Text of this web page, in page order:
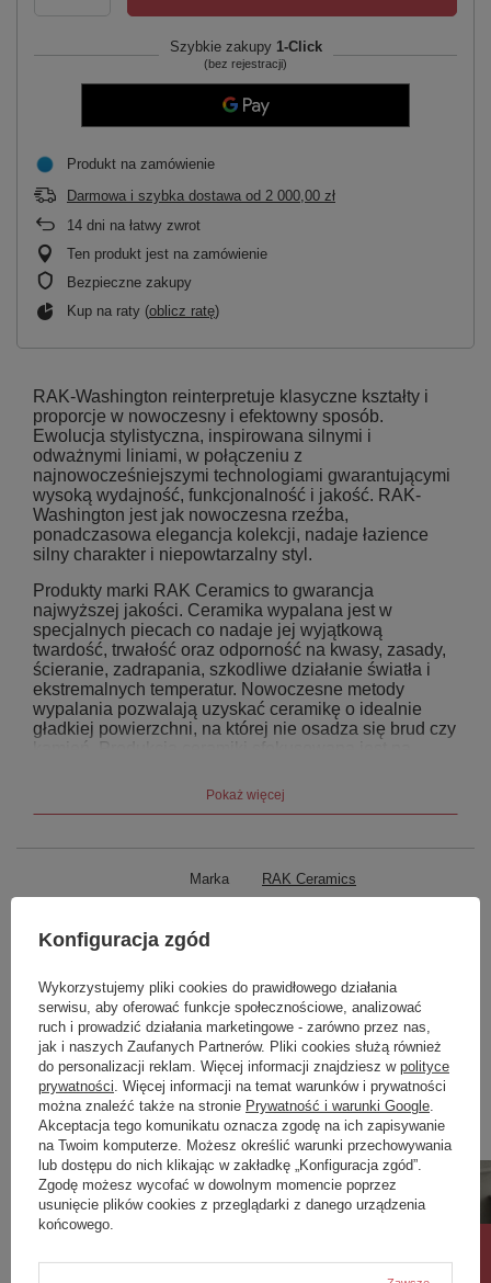
Szybkie zakupy 1-Click
(bez rejestracji)
Produkt na zamówienie
Darmowa i szybka dostawa od 2 000,00 zł
14 dni na łatwy zwrot
Ten produkt jest na zamówienie
Bezpieczne zakupy
Kup na raty (oblicz ratę)
RAK-Washington reinterpretuje klasyczne kształty i
proporcje w nowoczesny i efektowny sposób.
Ewolucja stylistyczna, inspirowana silnymi i
odważnymi liniami, w połączeniu z
najnowocześniejszymi technologiami gwarantującymi
wysoką wydajność, funkcjonalność i jakość. RAK-
Washington jest jak nowoczesna rzeźba,
ponadczasowa elegancja kolekcji, nadaje łazience
silny charakter i niepowtarzalny styl.
Produkty marki RAK Ceramics to gwarancja
najwyższej jakości. Ceramika wypalana jest w
specjalnych piecach co nadaje jej wyjątkową
twardość, trwałość oraz odporność na kwasy, zasady,
ścieranie, zadrapania, szkodliwe działanie światła i
ekstremalnych temperatur. Nowoczesne metody
wypalania pozwalają uzyskać ceramikę o idealnie
gładkiej powierzchni, na której nie osadza się brud czy
kamień. Produkcja ceramiki sfokusowana jest na
przewyższające konkurencję o 33%. Wszystkie
produkty RAK Ceramics są w 100% biodegradowalne.
zużycia energii do produkcji to nie hasła do reklamy to
rokrocznie od 2015 roku światowe wyróżnienie Eco-
Pokaż więcej
Marka RAK Ceramics
produkt na terenie UE
Seria RAK - Washington
Zobacz również
Poprzedni z tej kategorii Następny z tej kategorii
Konfiguracja zgód
Wykorzystujemy pliki cookies do prawidłowego działania
serwisu, aby oferować funkcje społecznościowe, analizować
ruch i prowadzić działania marketingowe - zarówno przez nas,
jak i naszych Zaufanych Partnerów. Pliki cookies służą również
do personalizacji reklam. Więcej informacji znajdziesz w polityce
prywatności . Więcej informacji na temat warunków i prywatności
można znaleźć także na stronie Prywatność i warunki Google
Akceptacja tego komunikatu oznacza zgodę na ich zapisywanie
na Twoim komputerze. Możesz określić warunki przechowywania
lub dostępu do nich klikając w zakładkę „Konfiguracja zgód”.
Zgodę możesz wycofać w dowolnym momencie poprzez
usunięcie plików cookies z przeglądarki z danego urządzenia
końcowego.